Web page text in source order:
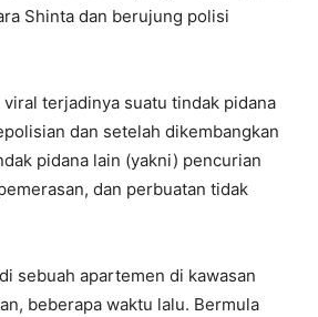
Shinta dan berujung polisi
viral terjadinya suatu tindak pidana
dan setelah dikembangkan
pidana lain (yakni) pencurian
dan perbuatan tidak
sebuah apartemen di kawasan
beberapa waktu lalu. Bermula